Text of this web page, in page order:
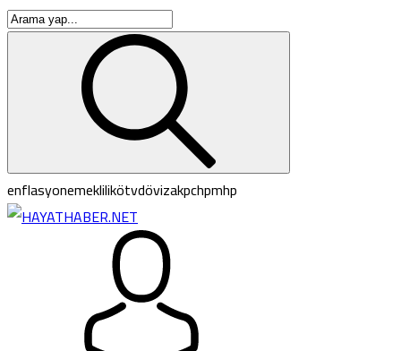
enflasyonemeklilikötvdövizakpchpmhp